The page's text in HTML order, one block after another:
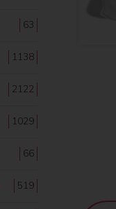
63
1138
2122
1029
66
519